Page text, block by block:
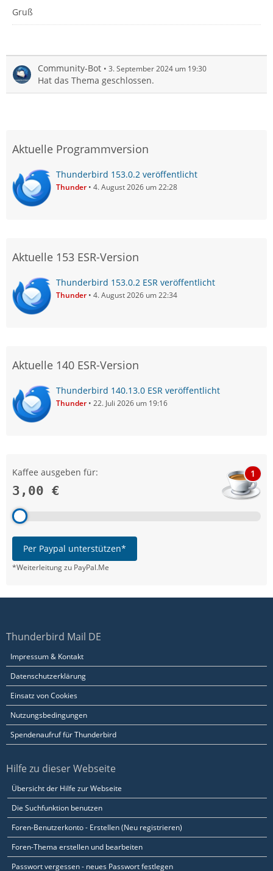
Gruß
Community-Bot 3. September 2024 um 19:30
Hat das Thema geschlossen.
Aktuelle Programmversion
Thunderbird 153.0.2 veröffentlicht
Thunder 4. August 2026 um 22:28
Aktuelle 153 ESR-Version
Thunderbird 153.0.2 ESR veröffentlicht
Thunder 4. August 2026 um 22:34
Aktuelle 140 ESR-Version
Thunderbird 140.13.0 ESR veröffentlicht
Thunder 22. Juli 2026 um 19:16
Kaffee ausgeben für:
3,00 €
1
Per Paypal unterstützen*
*Weiterleitung zu PayPal.Me
Thunderbird Mail DE
Impressum & Kontakt
Datenschutzerklärung
Einsatz von Cookies
Nutzungsbedingungen
Spendenaufruf für Thunderbird
Hilfe zu dieser Webseite
Übersicht der Hilfe zur Webseite
Die Suchfunktion benutzen
Foren-Benutzerkonto - Erstellen (Neu registrieren)
Foren-Thema erstellen und bearbeiten
Passwort vergessen - neues Passwort festlegen